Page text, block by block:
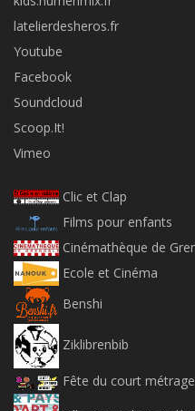
latelierdesheros.fr
Youtube
Facebook
Soundcloud
Scoop.It!
Vimeo
Clic et Clap
Films pour enfants
Cinémathèque de
Ecole et Cinéma
Benshi
Ziklibrenbib
Fête du court métrage